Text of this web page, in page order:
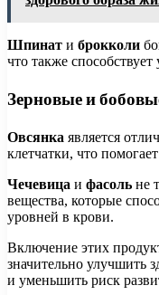
Шпинат и брокколи
что также
Зерновые и
Овсянка является
клетчатки, что
Чечевица и фасоль не
вещества, которые
уровней в крови.
Включение этих
значительно улучшить
и уменьшить риск